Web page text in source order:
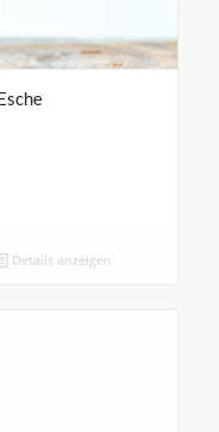
Details anzeigen